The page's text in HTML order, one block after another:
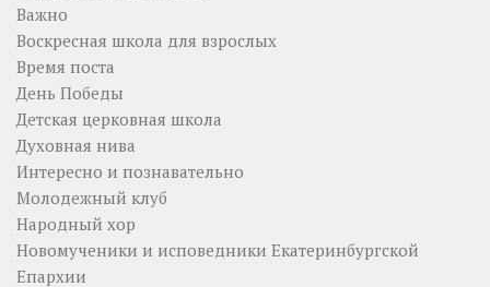
Важно
Воскресная школа для взрослых
Время поста
День Победы
Детская церковная школа
Духовная нива
Интересно и познавательно
Молодежный клуб
Народный хор
Новомученики и исповедники Екатеринбургской
Епархии